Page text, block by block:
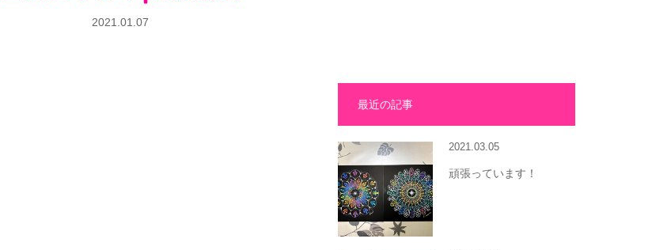
2021.01.07
最近の記事
2021.03.05
頑張っています！